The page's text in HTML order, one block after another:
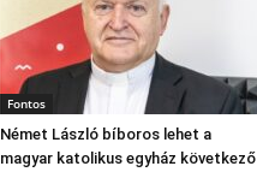
Fontos
Német László bíboros lehet a
magyar katolikus egyház következő